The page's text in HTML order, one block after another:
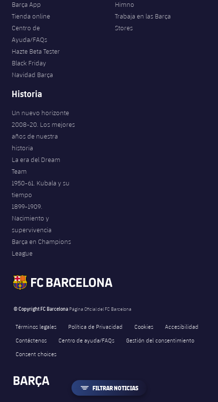
LABEL.ARIA.FILTER
FILTRAR NOTICIAS
Barça App
Tienda online
Centro de
Ayuda/FAQs
Hazte Beta Tester
Black Friday
Navidad Barça
Himno
Trabaja en las Barça
Stores
Historia
Un nuevo horizonte
2008-20. Los mejores
años de nuestra
historia
La era del Dream
Team
1950-61. Kubala y su
tiempo
1899-1909.
Nacimiento y
supervivencia
Barça en Champions
League
© Copyright FC Barcelona Página Oficial del FC Barcelona
Términos legales Política de Privacidad Cookies
Accesibilidad
Contáctenos
Centro de ayuda/FAQs
Gestión del consentimiento
Consent choices